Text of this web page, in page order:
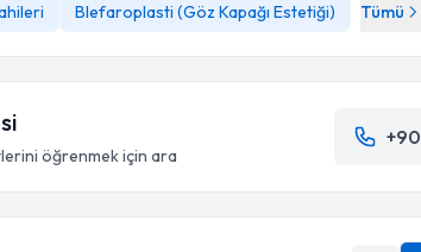
Blefaroplasti (Göz Kapağı Estetiği) Tümü
öğrenmek için ara